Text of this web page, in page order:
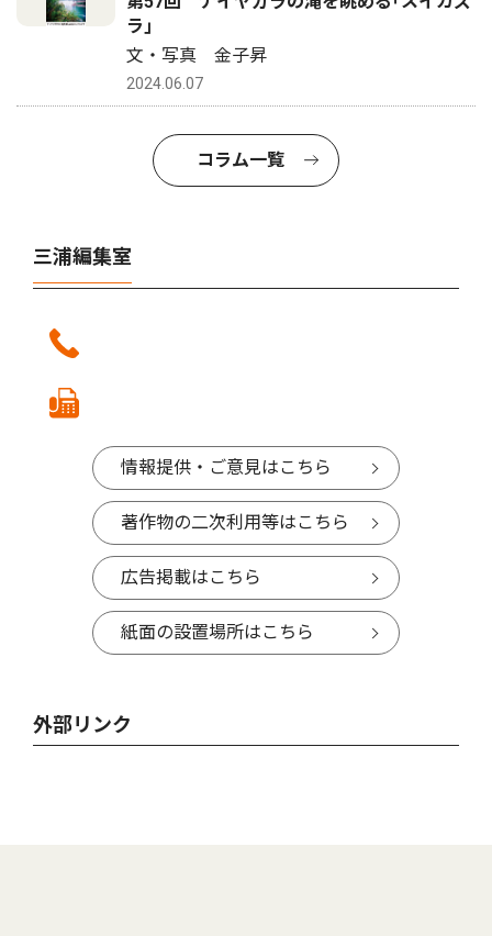
ラ｣
文・写真 金子昇
2024.06.07
コラム一覧
三浦編集室
情報提供・ご意見はこちら
著作物の二次利用等はこちら
広告掲載はこちら
紙面の設置場所はこちら
外部リンク